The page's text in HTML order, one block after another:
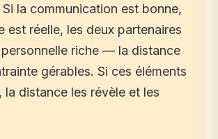
la communication est bonne,
est réelle, les deux partenaires
riche — la distance
gérables. Si ces éléments
distance les révèle et les